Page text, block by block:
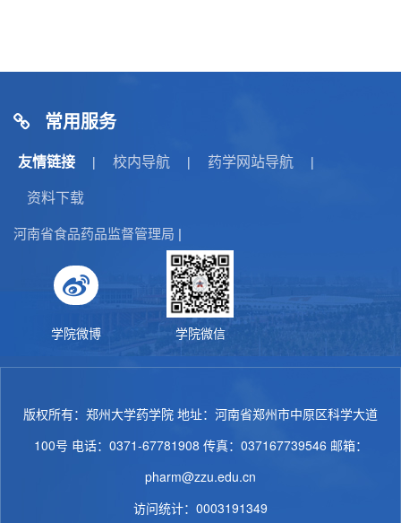
常用服务
友情链接 | 校内导航 | 药学网站导航 |
资料下载
河南省食品药品监督管理局 |
学院微博 学院微信
版权所有：郑州大学药学院 地址：河南省郑州市中原区科学大道
100号 电话：0371-67781908 传真：037167739546 邮箱：
pharm@zzu.edu.cn
访问统计： 0003191349